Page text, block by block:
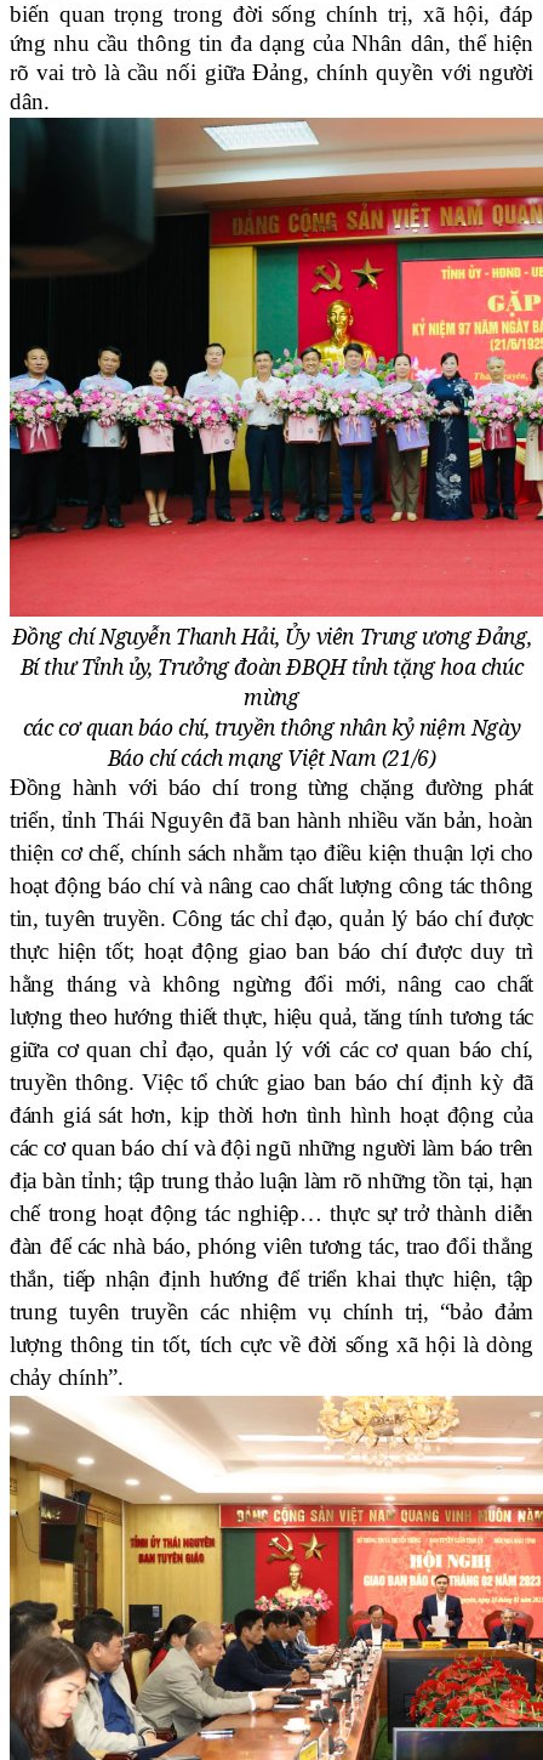
biến quan trọng trong đời sống chính trị, xã hội, đáp
ứng nhu cầu thông tin đa dạng của Nhân dân, thể hiện
rõ vai trò là cầu nối giữa Đảng, chính quyền với người
dân.
Đồng chí Nguyễn Thanh Hải, Ủy viên Trung ương Đảng,
Bí thư Tỉnh ủy, Trưởng đoàn ĐBQH tỉnh tặng hoa chúc
mừng
các cơ quan báo chí, truyền thông nhân kỷ niệm Ngày
Báo chí cách mạng Việt Nam (21/6)
Đồng hành với báo chí trong từng chặng đường phát
triển, tỉnh Thái Nguyên đã ban hành nhiều văn bản, hoàn
thiện cơ chế, chính sách nhằm tạo điều kiện thuận lợi cho
hoạt động báo chí và nâng cao chất lượng công tác thông
tin, tuyên truyền. Công tác chỉ đạo, quản lý báo chí được
thực hiện tốt; hoạt động giao ban báo chí được duy trì
hằng tháng và không ngừng đổi mới, nâng cao chất
lượng theo hướng thiết thực, hiệu quả, tăng tính tương tác
giữa cơ quan chỉ đạo, quản lý với các cơ quan báo chí,
truyền thông. Việc tổ chức giao ban báo chí định kỳ đã
đánh giá sát hơn, kịp thời hơn tình hình hoạt động của
các cơ quan báo chí và đội ngũ những người làm báo trên
địa bàn tỉnh; tập trung thảo luận làm rõ những tồn tại, hạn
chế trong hoạt động tác nghiệp… thực sự trở thành diễn
đàn để các nhà báo, phóng viên tương tác, trao đổi thẳng
thắn, tiếp nhận định hướng để triển khai thực hiện, tập
trung tuyên truyền các nhiệm vụ chính trị, “bảo đảm
lượng thông tin tốt, tích cực về đời sống xã hội là dòng
chảy chính”.